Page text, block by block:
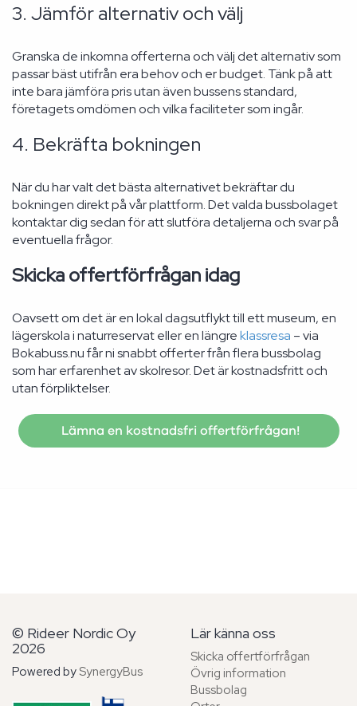
3. Jämför alternativ och välj
Granska de inkomna offerterna och välj det alternativ som
passar bäst utifrån era behov och er budget. Tänk på att
inte bara jämföra pris utan även bussens standard,
företagets omdömen och vilka faciliteter som ingår.
4. Bekräfta bokningen
När du har valt det bästa alternativet bekräftar du
bokningen direkt på vår plattform. Det valda bussbolaget
kontaktar dig sedan för att slutföra detaljerna och svar på
eventuella frågor.
Skicka offertförfrågan idag
Oavsett om det är en lokal dagsutflykt till ett museum, en
lägerskola i naturreservat eller en längreklassresa – via
Bokabuss.nu får ni snabbt offerter från flera bussbolag
som har erfarenhet av skolresor. Det är kostnadsfritt och
utan förpliktelser.
Lämna en kostnadsfri offertförfrågan!
© Rideer Nordic Oy
2026
Powered by SynergyBus
Lär känna oss
Skicka offertförfrågan
Övrig information
Bussbolag